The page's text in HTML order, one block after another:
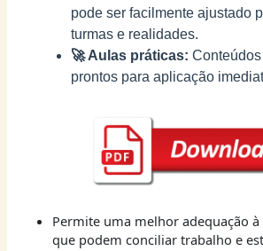
pode ser facilmente ajustado
turmas e realidades.
🚀 Aulas práticas:
prontos para aplicação
Permite uma melhor adequação
que podem conciliar trabalho e